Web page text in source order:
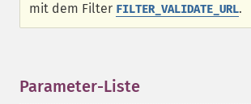
mit dem Filter FILTER_VALIDATE_URL.
Parameter-Liste